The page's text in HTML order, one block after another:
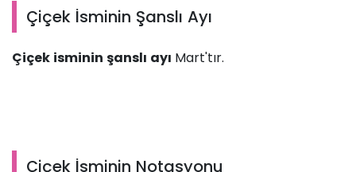
Çiçek İsminin Şanslı Ayı
Çiçek isminin şanslı ayı Mart'tır.
Çiçek İsminin Notasyonu